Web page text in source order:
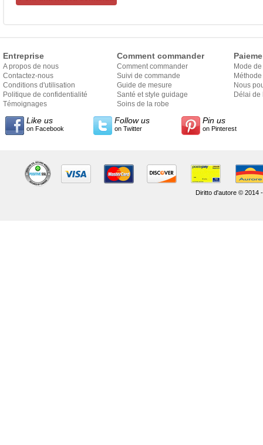
Entreprise
A propos de nous
Contactez-nous
Conditions d'utilisation
Politique de confidentialité
Témoignages
Comment commander
Comment commander
Suivi de commande
Guide de mesure
Santé et style guidage
Soins de la robe
Mode
Nous
Délai de
Like us
on Facebook
Follow us
on Twitter
Pin us
on Pinterest
Diritto d'autore © 2014